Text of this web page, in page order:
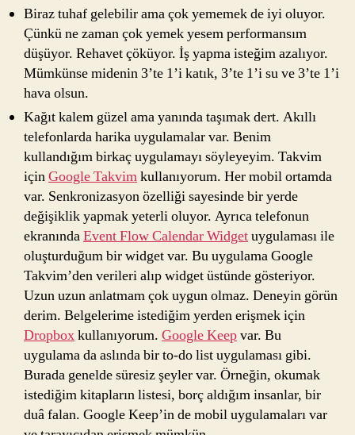
Biraz tuhaf gelebilir ama çok yememek de iyi oluyor.
Çünkü ne zaman çok yemek yesem performansım
düşüyor. Rehavet çöküyor. İş yapma isteğim azalıyor.
Mümkünse midenin 3’te 1’i katık, 3’te 1’i su ve 3’te 1’i
hava olsun.
Kağıt kalem güzel ama yanında taşımak dert. Akıllı
telefonlarda harika uygulamalar var. Benim
kullandığım birkaç uygulamayı söyleyeyim. Takvim
içinGoogle Takvimkullanıyorum. Her mobil ortamda
var. Senkronizasyon özelliği sayesinde bir yerde
değişiklik yapmak yeterli oluyor. Ayrıca telefonun
ekranındaEvent Flow Calendar Widgetuygulaması ile
oluşturduğum bir widget var. Bu uygulama Google
Takvim’den verileri alıp widget üstünde gösteriyor.
Uzun uzun anlatmam çok uygun olmaz. Deneyin görün
derim. Belgelerime istediğim yerden erişmek için
Dropboxkullanıyorum. Google Keepvar. Bu
uygulama da aslında bir to-do list uygulaması gibi.
Burada genelde süresiz şeyler var. Örneğin, okumak
istediğim kitapların listesi, borç aldığım insanlar, bir
duâ falan. Google Keep’in de mobil uygulamaları var